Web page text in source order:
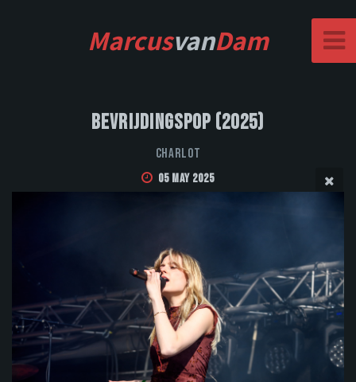
MarcusvanDam
Bevrijdingspop (2025)
CHARLOT
05 May 2025